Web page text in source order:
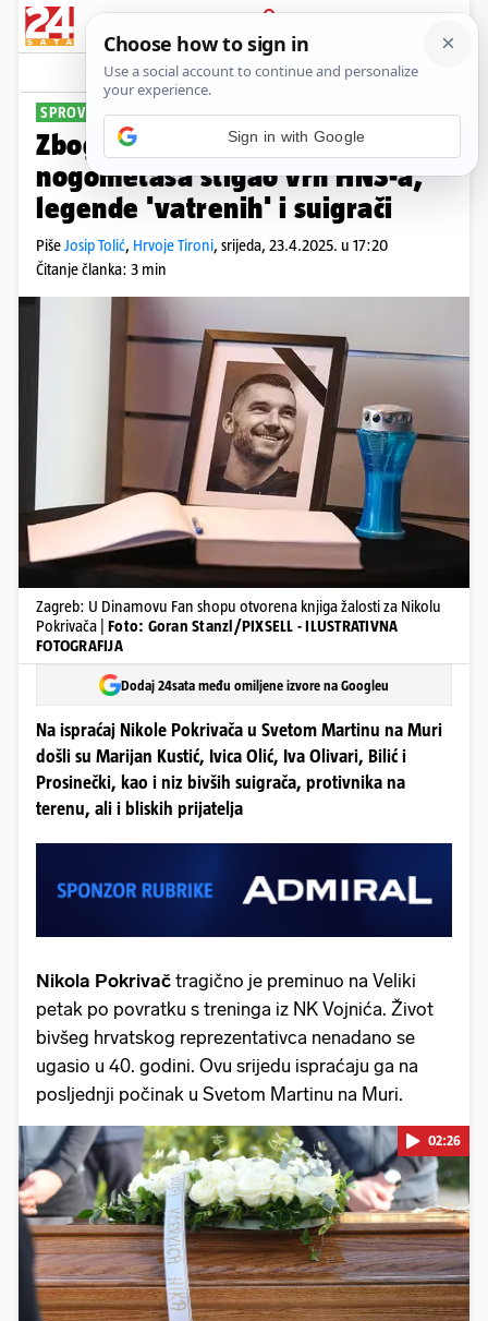
PRIJAVA
Sport Komentari
SPROVOD U MEĐIMURJU
Zbogom, Nikola: Na ispraćaj
nogometaša stigao vrh HNS-a,
legende 'vatrenih' i suigrači
PišeJosip Tolić, Hrvoje Tironi, srijeda, 23.4.2025. u 17:20
Čitanje članka: 3 min
Zagreb: U Dinamovu Fan shopu otvorena knjiga žalosti za Nikolu
Pokrivača | Foto: Goran Stanzl/PIXSELL - ILUSTRATIVNA
FOTOGRAFIJA
Dodaj 24sata među omiljene izvore na Googleu
Na ispraćaj Nikole Pokrivača u Svetom Martinu na Muri
došli su Marijan Kustić, Ivica Olić, Iva Olivari, Bilić i
Prosinečki, kao i niz bivših suigrača, protivnika na
terenu, ali i bliskih prijatelja
Nikola Pokrivač tragično je preminuo na Veliki
petak po povratku s treninga iz NK Vojnića. Život
bivšeg hrvatskog reprezentativca nenadano se
ugasio u 40. godini. Ovu srijedu ispraćaju ga na
posljednji počinak u Svetom Martinu na Muri.
Pokretanje videa...
02:26
Sign in with Google